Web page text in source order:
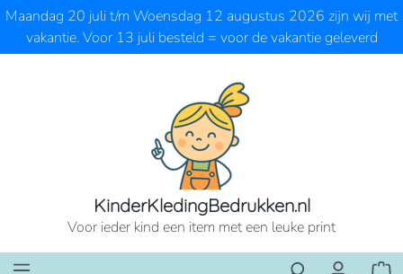
Ga naar de hoofdinhoud
Maandag 20 juli t/m Woensdag 12 augustus 2026 zijn wij met
vakantie. Voor 13 juli besteld = voor de vakantie geleverd
KinderKledingBedrukken.nl
Voor ieder kind een item met een leuke print